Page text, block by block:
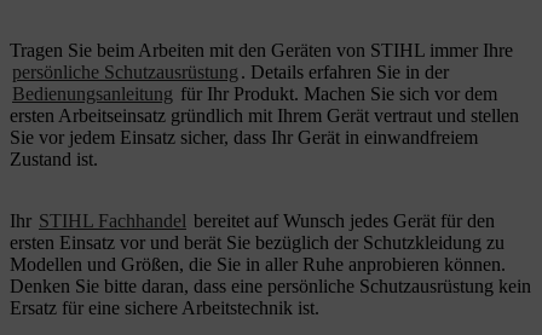
Tragen Sie beim Arbeiten mit den Geräten von STIHL immer Ihre
persönliche Schutzausrüstung . Details erfahren Sie in der
Bedienungsanleitung für Ihr Produkt. Machen Sie sich vor dem
ersten Arbeitseinsatz gründlich mit Ihrem Gerät vertraut und stellen
Sie vor jedem Einsatz sicher, dass Ihr Gerät in einwandfreiem
Zustand ist.
Ihr STIHL Fachhandel bereitet auf Wunsch jedes Gerät für den
ersten Einsatz vor und berät Sie bezüglich der Schutzkleidung zu
Modellen und Größen, die Sie in aller Ruhe anprobieren können.
Denken Sie bitte daran, dass eine persönliche Schutzausrüstung kein
Ersatz für eine sichere Arbeitstechnik ist.